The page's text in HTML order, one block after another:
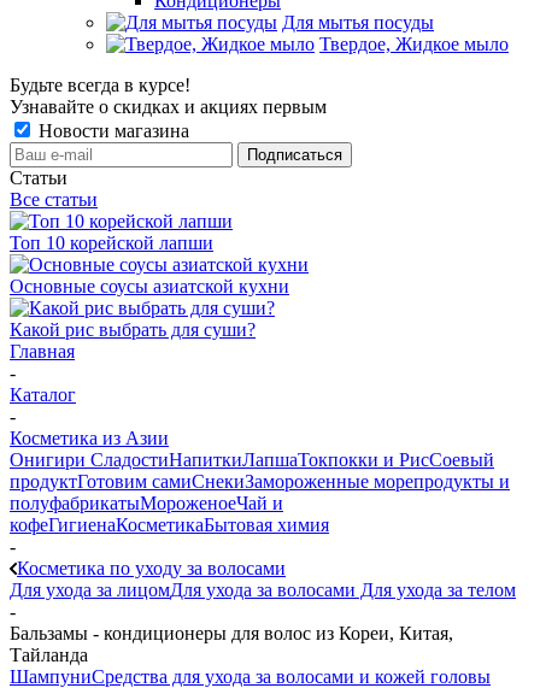
Для мытья посуды
Твердое, Жидкое мыло
Будьте всегда в курсе!
Узнавайте о скидках и акциях первым
Новости магазина
Статьи
Все статьи
Топ 10 корейской лапши
Основные соусы азиатской кухни
Какой рис выбрать для суши?
Главная
-
Каталог
-
Косметика из Азии
Онигири СладостиНапиткиЛапшаТокпокки и РисСоевый
продуктГотовим самиСнекиЗамороженные морепродукты и
полуфабрикатыМороженоеЧай и
кофеГигиенаКосметикаБытовая химия
-
Косметика по уходу за волосами
Для ухода за лицомДля ухода за волосами Для ухода за телом
-
Бальзамы - кондиционеры для волос из Кореи, Китая,
Тайланда
ШампуниСредства для ухода за волосами и кожей головы